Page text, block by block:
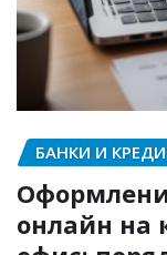
БАНКИ И
онлайн на